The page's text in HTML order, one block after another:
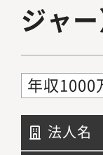
ジャー
年収1000
法人名